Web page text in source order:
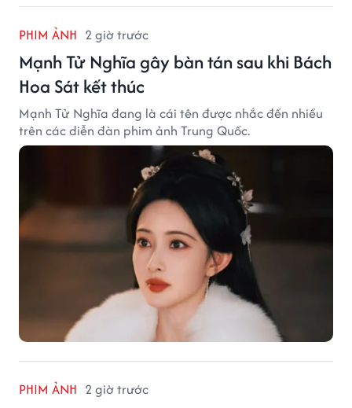
PHIM ẢNH 2 giờ trước
Mạnh Tử Nghĩa gây bàn tán sau khi Bách
Hoa Sát kết thúc
Mạnh Tử Nghĩa đang là cái tên được nhắc đến nhiều
trên các diễn đàn phim ảnh Trung Quốc.
PHIM ẢNH 2 giờ trước